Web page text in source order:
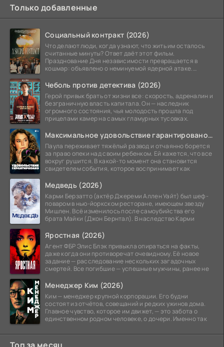
Только добавленные
Социальный контракт (2026)
Что делают люди, когда узнают, что жить им осталось
считанные минуты? Ответ даёт этот фильм.
Празднование Дня независимости превращается в
кошмар: объявлено о неминуемой ядерной атаке.
Чеболь против детектива (2026)
Герой привык брать от жизни все: скорость, адреналин и
безграничную власть капитала. Он — наследник
огромного состояния, чья молодость прошла под
прицелами камер на самых гламурных тусовках.
Максимальное удовольствие гарантировано (2026)
Паула переживает тяжёлый развод и отчаянно борется
за право опеки над своим ребенком. Ей кажется, что все
вокруг рушится. В какой-то момент она становится
свидетелем события, которое воспринимает как
Медведь (2026)
Карми Берзатто (актёр Джереми Аллен Уайт) был шеф-
поваром в нью-йоркском ресторане, имеющем звезду
Мишлен. Всё изменилось после самоубийства его
брата Майки (Джон Бернтал). В наследство Карми
Яростная (2026)
Агент ФБР Элис Блэк привыкла опираться на факты,
даже когда они противоречат очевидному. Её новое
задание — расследование нескольких загадочных
смертей. Все погибшие — успешные мужчины, ранее не
Менеджер Ким (2026)
Ким — менеджер крупной корпорации. Его будни
состоят из отчётов, совещаний и редких ужинов дома.
Главное чувство, которое им движет, — это забота о
единственном родном человеке, о дочери. Именно так